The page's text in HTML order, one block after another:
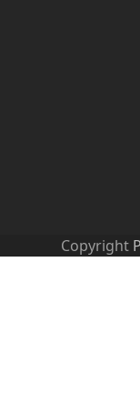
Copyright